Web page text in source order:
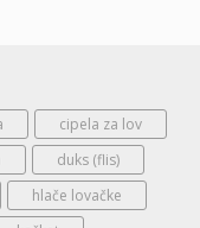
cipela za lov
duks (flis)
hlače lovačke